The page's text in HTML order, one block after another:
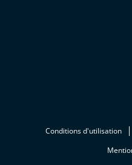
Conditions d'utilisation